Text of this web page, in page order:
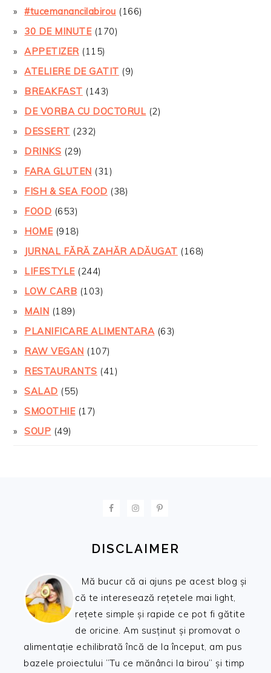
#tucemanancilabirou (166)
30 DE MINUTE(170)
APPETIZER(115)
ATELIERE DE GATIT (9)
BREAKFAST (143)
DE VORBA CU DOCTORUL (2)
DESSERT (232)
DRINKS (29)
FARA GLUTEN (31)
FISH & SEA FOOD (38)
FOOD (653)
HOME(918)
JURNAL FĂRĂ ZAHĂR ADĂUGAT (168)
LIFESTYLE(244)
LOW CARB (103)
MAIN (189)
PLANIFICARE ALIMENTARA(63)
RAW VEGAN (107)
RESTAURANTS (41)
SALAD (55)
SMOOTHIE(17)
SOUP (49)
DISCLAIMER
Mă bucur că ai ajuns pe acest blog și
că te interesează rețetele mai light,
rețete simple și rapide ce pot fi gătite
de oricine. Am susținut și promovat o
alimentație echilibrată încă de la început, am pus
bazele proiectului ”Tu ce mănânci la birou” și timp